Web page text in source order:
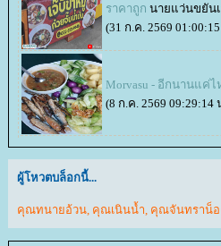
ราคาถูก นายแว่นขยัน
(31 ก.ค. 2569
Morvasu - อีกนานแค่
(8 ก.ค. 2569 09:29:14
ผู้โหวตบล็อกนี้...
คุณทนายอ้วน, คุณเนินน้ำ, คุณจันทราน็อ